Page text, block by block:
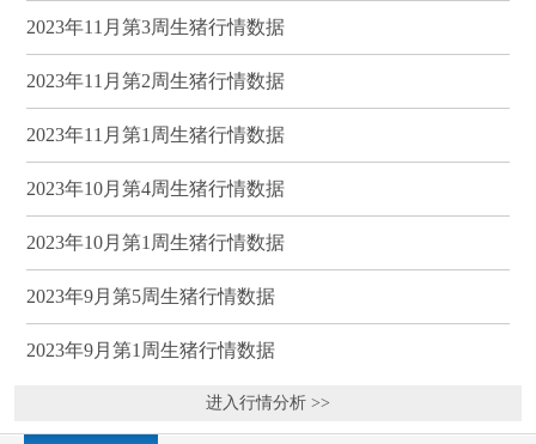
2023年11月第3周生猪行情数据
2023年11月第2周生猪行情数据
2023年11月第1周生猪行情数据
2023年10月第4周生猪行情数据
2023年10月第1周生猪行情数据
2023年9月第5周生猪行情数据
2023年9月第1周生猪行情数据
进入行情分析 >>